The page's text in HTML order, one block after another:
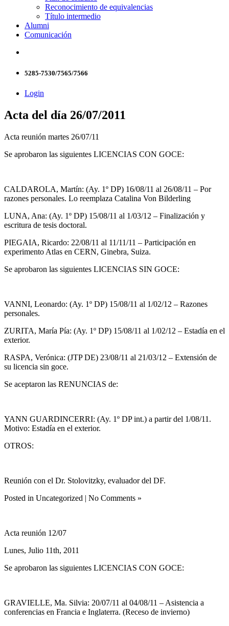
Reconocimiento de equivalencias
Título intermedio
Alumni
Comunicación
5285-7530/7565/7566
Login
Acta del día 26/07/2011
Acta reunión martes 26/07/11
Se aprobaron las siguientes LICENCIAS CON GOCE:
CALDAROLA, Martín: (Ay. 1º DP) 16/08/11 al 26/08/11 – Por
razones personales. Lo reemplaza Catalina Von Bilderling
LUNA, Ana: (Ay. 1º DP) 15/08/11 al 1/03/12 – Finalización y
escritura de tesis doctoral.
PIEGAIA, Ricardo: 22/08/11 al 11/11/11 – Participación en
experimento Atlas en CERN, Ginebra, Suiza.
Se aprobaron las siguientes LICENCIAS SIN GOCE:
VANNI, Leonardo: (Ay. 1º DP) 15/08/11 al 1/02/12 – Razones
personales.
ZURITA, María Pía: (Ay. 1º DP) 15/08/11 al 1/02/12 – Estadía en el
exterior.
RASPA, Verónica: (JTP DE) 23/08/11 al 21/03/12 – Extensión de
su licencia sin goce.
Se aceptaron las RENUNCIAS de:
YANN GUARDINCERRI: (Ay. 1º DP int.) a partir del 1/08/11.
Motivo: Estadía en el exterior.
OTROS:
Reunión con el Dr. Stolovitzky, evaluador del DF.
Posted in Uncategorized | No Comments »
Acta reunión 12/07
Lunes, Julio 11th, 2011
Se aprobaron las siguientes LICENCIAS CON GOCE:
GRAVIELLE, Ma. Silvia: 20/07/11 al 04/08/11 – Asistencia a
conferencias en Francia e Inglaterra. (Receso de invierno)